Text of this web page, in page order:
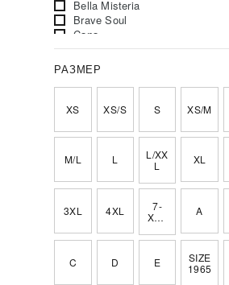
Bella Misteria
Brave Soul
Cana
Cornette
DKaren
De Lafense
Donna
Dorota
ELDAR
EWANA
Esotiq
Factory Price
Figl
Forever Pink
Gabriella
Gaia
РАЗМЕР
XS XS/S S XS/M
M/L L
L/XX
L
XL
3XL 4XL
7-
XXX
A
C D E
SIZE
1965